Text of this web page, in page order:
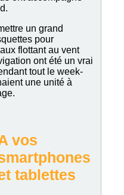
un grand
pour
flottant au vent
ont été un vrai
tout le week-
une unité à
vos
tablettes